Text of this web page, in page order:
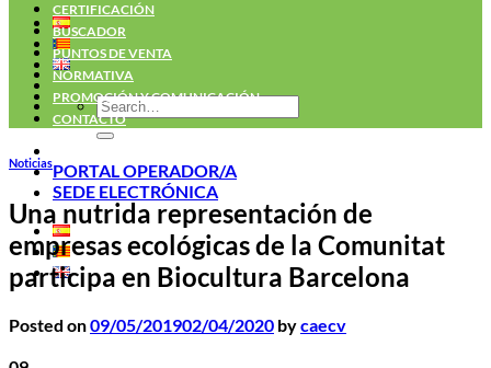
PORTAL OPERADOR/A
SEDE ELECTRÓNICA
CERTIFICACIÓN
BUSCADOR
PUNTOS DE VENTA
NORMATIVA
PROMOCIÓN Y COMUNICACIÓN
CONTACTO
Noticias
Una nutrida representación de
empresas ecológicas de la Comunitat
participa en Biocultura Barcelona
Posted on09/05/201902/04/2020 bycaecv